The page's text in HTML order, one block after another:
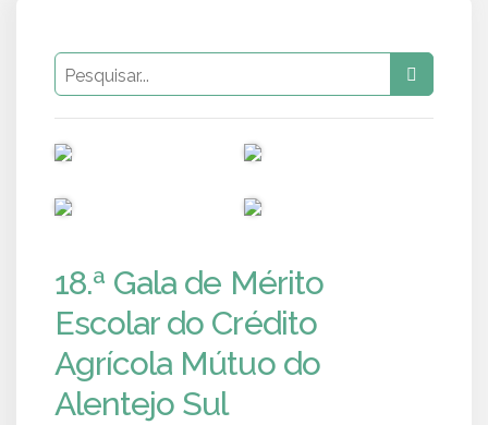
18.ª Gala de Mérito
Escolar do Crédito
Agrícola Mútuo do
Alentejo Sul